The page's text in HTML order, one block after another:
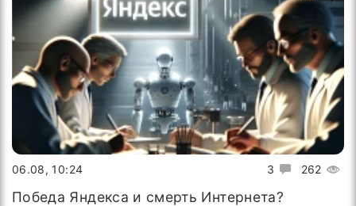
3 262
06.08, 10:24
Победа Яндекса и смерть Интернета?